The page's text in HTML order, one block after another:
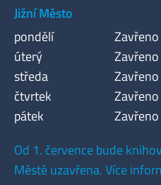
Jižní Město
pondělí
Zavřeno
úterý
Zavřeno
středa
Zavřeno
čtvrtek
Zavřeno
pátek
Zavřeno
Od 1. července bude
Městě uzavřena. Více